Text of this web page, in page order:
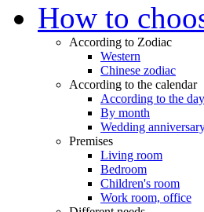
How to
According to Zodiac
Western
Chinese zodiac
According to the calendar
According to the
By month
Wedding
Premises
Living room
Bedroom
Children's room
Work room, office